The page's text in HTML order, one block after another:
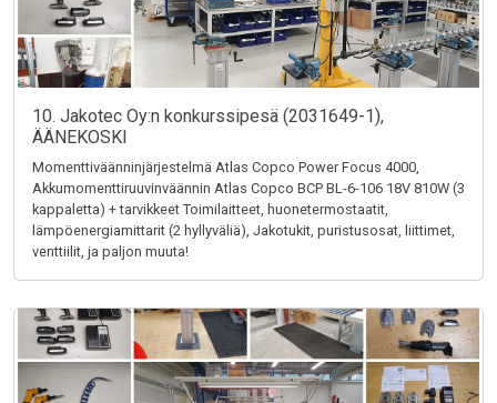
10. Jakotec Oy:n konkurssipesä (2031649-1),
ÄÄNEKOSKI
Momenttiväänninjärjestelmä Atlas Copco Power Focus 4000,
Akkumomenttiruuvinväännin Atlas Copco BCP BL-6-106 18V 810W (3
kappaletta) + tarvikkeet Toimilaitteet, huonetermostaatit,
lämpöenergiamittarit (2 hyllyväliä), Jakotukit, puristusosat, liittimet,
venttiilit, ja paljon muuta!